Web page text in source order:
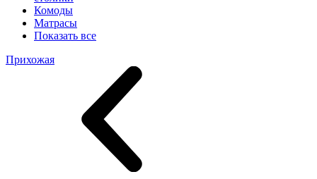
Комоды
Матрасы
Показать все
Прихожая